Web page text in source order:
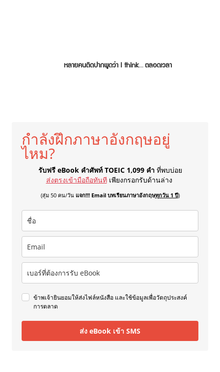
หลายคนติดปากพูดว่า I think… ตลอดเวลา
กำลังฝึกภาษาอังกฤษอยู่
ไหม?
รับฟรี eBook คำศัพท์ TOEIC 1,099 คำ ที่พบบ่อย
ส่งตรงเข้ามือถือทันที เพียงกรอกรับด้านล่าง
(สุ่ม 50 คน/วัน แจก!!! Email บทเรียนภาษาอังกฤษทุกวัน 1 ปี)
ข้าพเจ้ายินยอมให้ส่งไฟล์หนังสือ และใช้ข้อมูลเพื่อวัตถุประสงค์
การตลาด
ส่ง eBook เข้า SMS